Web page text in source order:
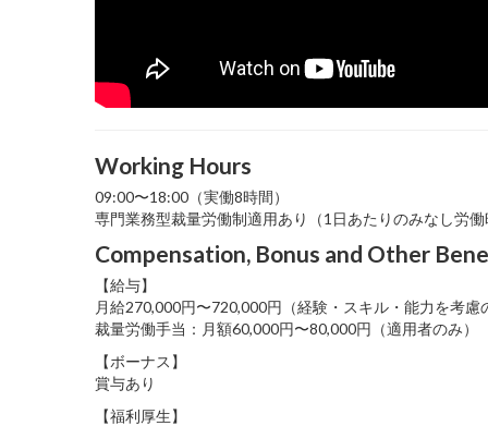
Working Hours
09:00〜18:00（実働8時間）
専門業務型裁量労働制適用あり（1日あたりのみなし労働
Compensation, Bonus and Other
【給与】
月給270,000円〜720,000円（経験・スキル・能力を考慮
裁量労働手当：月額60,000円〜80,000円（適用者のみ）
【ボーナス】
賞与あり
【福利厚生】